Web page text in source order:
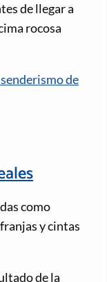
de llegar a
rocosa
de
como
y cintas
de la